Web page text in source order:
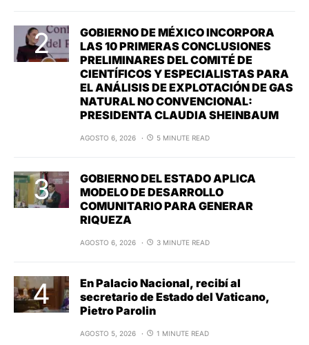
GOBIERNO DE MÉXICO INCORPORA
LAS 10 PRIMERAS CONCLUSIONES
PRELIMINARES DEL COMITÉ DE
CIENTÍFICOS Y ESPECIALISTAS PARA
EL ANÁLISIS DE EXPLOTACIÓN DE GAS
NATURAL NO CONVENCIONAL:
PRESIDENTA CLAUDIA SHEINBAUM
AGOSTO 6, 2026 5 MINUTE READ
GOBIERNO DEL ESTADO APLICA
MODELO DE DESARROLLO
COMUNITARIO PARA GENERAR
RIQUEZA
AGOSTO 6, 2026 3 MINUTE READ
En Palacio Nacional, recibí al
secretario de Estado del Vaticano,
Pietro Parolin
AGOSTO 5, 2026 1 MINUTE READ